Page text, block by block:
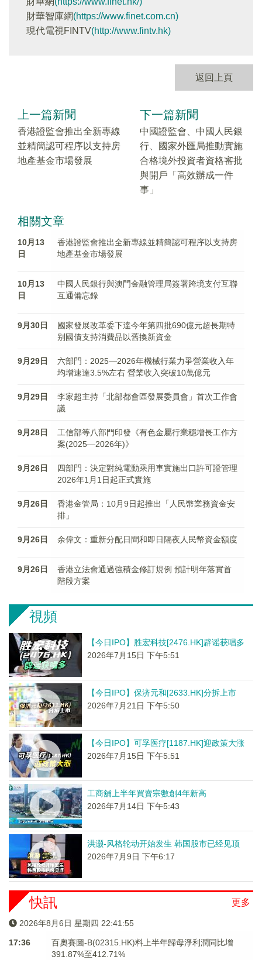
財華智庫網(https://www.finet.com.cn)
現代電視FINTV(http://www.fintv.hk)
返回上頁
上一篇新聞
香港證監會推出全新專線
並精簡認可程序以支持房
地產基金市場發展
下一篇新聞
中國證監會、中國人民銀
行、國家外匯局推動實施
合格境外投資者資格審批
與開戶「高效辦成一件
事」
相關文章
10月13
日
香港證監會推出全新專線並精簡認可程序以支持房
地產基金市場發展
10月13
日
中國人民銀行與澳門金融管理局簽署跨境支付互聯
互通備忘錄
9月30日
國家發展改革委下達今年第四批690億元超長期特
别國債支持消費品以舊換新資金
9月29日
六部門：2025—2026年機械行業力爭營業收入年
均增速達3.5%左右 營業收入突破10萬億元
9月29日
李家超主持「北部都會區發展委員會」首次工作會
議
9月28日
工信部等八部門印發《有色金屬行業穩增長工作方
案(2025—2026年)》
9月26日
四部門：決定對純電動乘用車實施出口許可證管理
2026年1月1日起正式實施
9月26日
香港金管局：10月9日起推出「人民幣業務資金安
排」
9月26日 余偉文：重新分配日間和即日隔夜人民幣資金額度
9月26日
香港立法會通過強積金修訂規例 預計明年落實首
階段方案
視頻
【今日IPO】胜宏科技[2476.HK]辟谣获唱多
2026年7月15日 下午5:51
【今日IPO】保济元和[2633.HK]分拆上市
2026年7月21日 下午5:50
【今日IPO】可孚医疗[1187.HK]迎政策大涨
2026年7月15日 下午5:51
工商舖上半年買賣宗數創4年新高
2026年7月14日 下午5:43
洪灏-风格轮动开始发生 韩国股市已经见顶
2026年7月9日 下午6:17
更多
快訊
2026年8月6日 星期四 22:41:55
17:36
百奧賽圖-B(02315.HK)料上半年歸母淨利潤同比增
391.87%至412.71%